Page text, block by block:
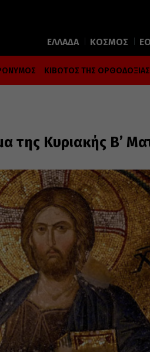
ΕΛΛΑΔΑ ΚΟΣΜΟΣ
ΚΙΒΩΤΟΣ ΤΗΣ ΟΡΘΟΔΟΞΙΑΣ
της Κυριακής Β’